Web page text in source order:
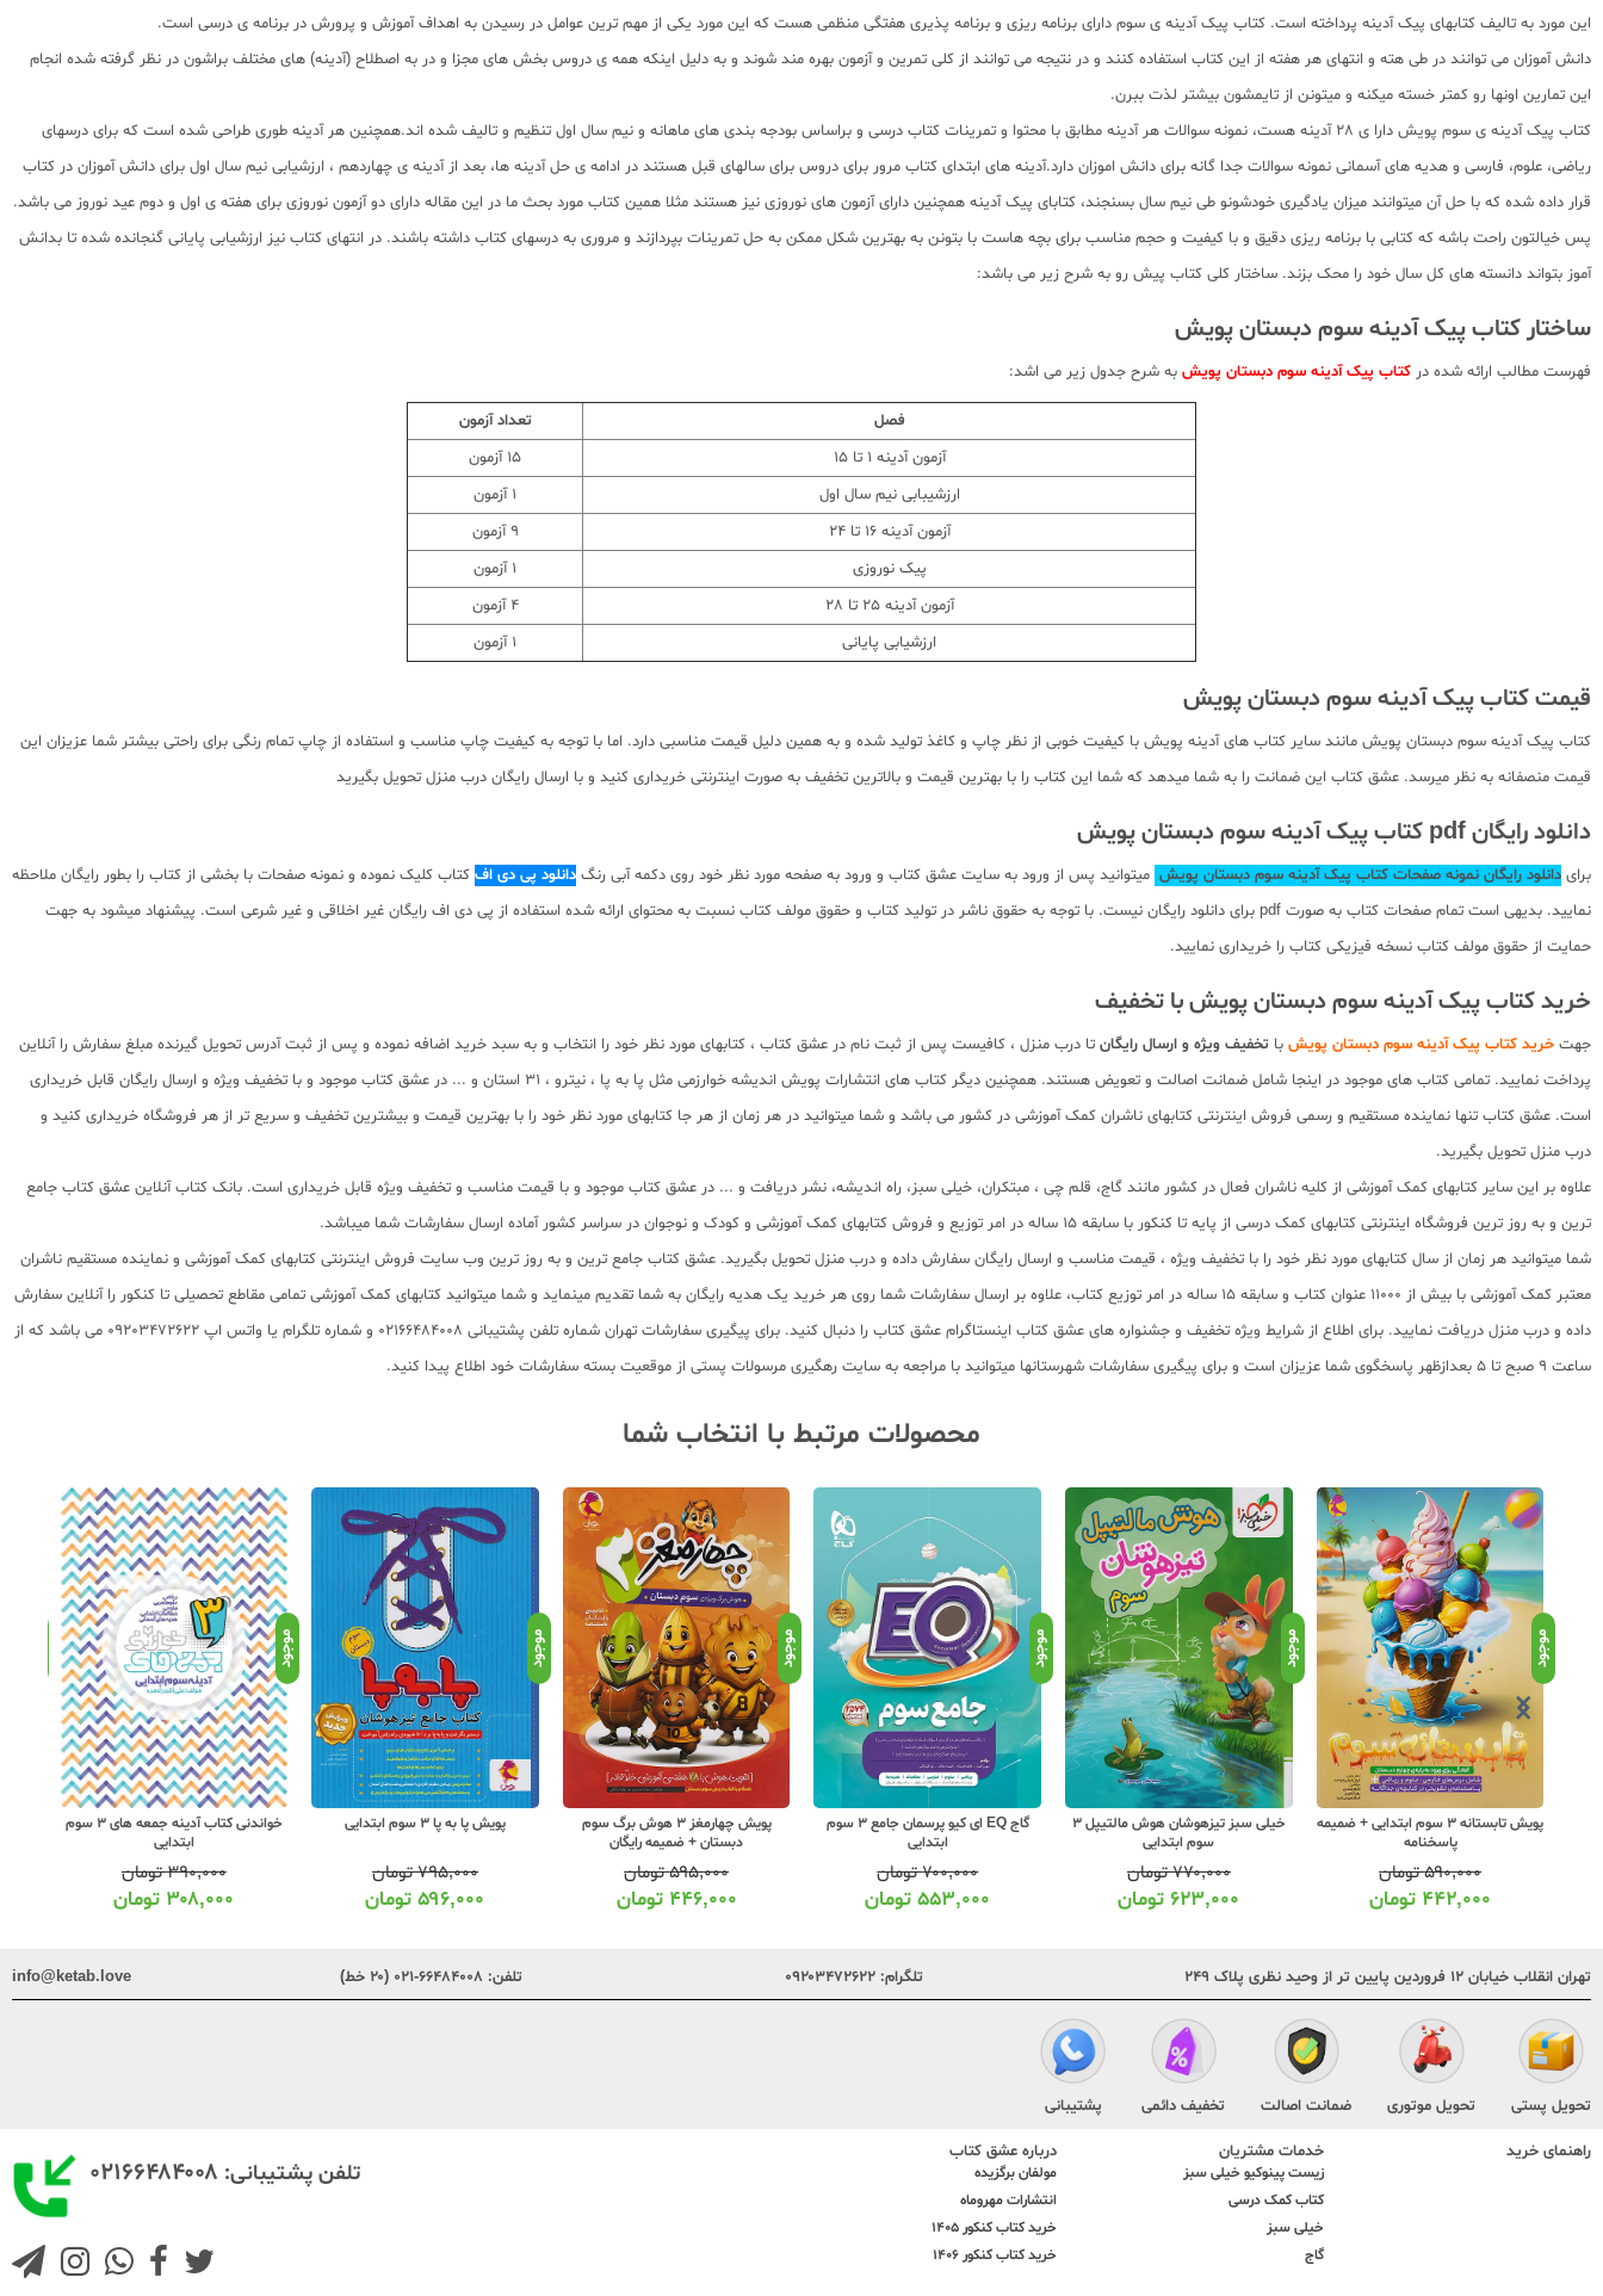
این مورد به تالیف کتابهای پیک آدینه پرداخته است. کتاب پیک آدینه ی سوم دارای برنامه ریزی و برنامه پذیری هفتگی منظمی هست که این مورد یکی از مهم ترین عوامل در رسیدن به اهداف آموزش و پرورش در برنامه ی درسی است.
دانش آموزان می توانند در طی هته و انتهای هر هفته از این کتاب استفاده کنند و در نتیجه می توانند از کلی تمرین و آزمون بهره مند شوند و به دلیل اینکه همه ی دروس بخش های مجزا و در به اصطلاح (آدینه) های مختلف براشون در نظر گرفته شده انجام
این تمارین اونها رو کمتر خسته میکنه و میتونن از تایمشون بیشتر لذت ببرن.
کتاب پیک آدینه ی سوم پویش دارا ی 28 آدینه هست، نمونه سوالات هر آدینه مطابق با محتوا و تمرینات کتاب درسی و براساس بودجه بندی های ماهانه و نیم سال اول تنظیم و تالیف شده اند.همچنین هر آدینه طوری طراحی شده است که برای درسهای
ریاضی، علوم، فارسی و هدیه های آسمانی نمونه سوالات جدا گانه برای دانش اموزان دارد.آدینه های ابتدای کتاب مرور برای دروس برای سالهای قبل هستند در ادامه ی حل آدینه ها، بعد از آدینه ی چهاردهم ، ارزشیابی نیم سال اول برای دانش آموزان در کتاب
قرار داده شده که با حل آن میتوانند میزان یادگیری خودشونو طی نیم سال بسنجند، کتابای پیک آدینه همچنین دارای آزمون های نوروزی نیز هستند مثلا همین کتاب مورد بحث ما در این مقاله دارای دو آزمون نوروزی برای هفته ی اول و دوم عید نوروز می باشد.
پس خیالتون راحت باشه که کتابی با برنامه ریزی دقیق و با کیفیت و حجم مناسب برای بچه هاست با بتونن به بهترین شکل ممکن به حل تمرینات بپردازند و مروری به درسهای کتاب داشته باشند. در انتهای کتاب نیز ارزشیابی پایانی گنجانده شده تا بدانش
آموز بتواند دانسته های کل سال خود را محک بزند. ساختار کلی کتاب پیش رو به شرح زیر می باشد:
ساختار کتاب پیک آدینه سوم دبستان پویش
فهرست مطالب ارائه شده در کتاب پیک آدینه سوم دبستان پویش به شرح جدول زیر می اشد:
فصل
تعداد آزمون
آزمون آدینه 1 تا 15
15 آزمون
ارزشیبابی نیم سال اول
1 آزمون
آزمون آدینه 16 تا 24
9 آزمون
پیک نوروزی
1 آزمون
آزمون آدینه 25 تا 28
4 آزمون
ارزشیابی پایانی
1 آزمون
قیمت کتاب پیک آدینه سوم دبستان پویش
کتاب پیک آدینه سوم دبستان پویش مانند سایر کتاب های آدینه پویش با کیفیت خوبی از نظر چاپ و کاغذ تولید شده و به همین دلیل قیمت مناسبی دارد. اما با توجه به کیفیت چاپ مناسب و استفاده از چاپ تمام رنگی برای راحتی بیشتر شما عزیزان این
قیمت منصفانه به نظر میرسد. عشق کتاب این ضمانت را به شما میدهد که شما این کتاب را با بهترین قیمت و بالاترین تخفیف به صورت اینترنتی خریداری کنید و با ارسال رایگان درب منزل تحویل بگیرید
دانلود رایگان pdf کتاب پیک آدینه سوم دبستان پویش
برای دانلود رایگان نمونه صفحات کتاب پیک آدینه سوم دبستان پویش میتوانید پس از ورود به سایت عشق کتاب و ورود به صفحه مورد نظر خود روی دکمه آبی رنگ دانلود پی دی اف کتاب کلیک نموده و نمونه صفحات با بخشی از کتاب را بطور رایگان ملاحظه
نمایید. بدیهی است تمام صفحات کتاب به صورت pdf برای دانلود رایگان نیست. با توجه به حقوق ناشر در تولید کتاب و حقوق مولف کتاب نسبت به محتوای ارائه شده استفاده از پی دی اف رایگان غیر اخلاقی و غیر شرعی است. پیشنهاد میشود به جهت
حمایت از حقوق مولف کتاب نسخه فیزیکی کتاب را خریداری نمایید.
خرید کتاب پیک آدینه سوم دبستان پویش با تخفیف
جهت خرید کتاب پیک آدینه سوم دبستان پویش با تخفیف ویژه و ارسال رایگان تا درب منزل ، کافیست پس از ثبت نام در عشق کتاب ، کتابهای مورد نظر خود را انتخاب و به سبد خرید اضافه نموده و پس از ثبت آدرس تحویل گیرنده مبلغ سفارش را آنلاین
پرداخت نمایید. تمامی کتاب های موجود در اینجا شامل ضمانت اصالت و تعویض هستند. همچنین دیگر کتاب های انتشارات پویش اندیشه خوارزمی مثل پا به پا ، نیترو ، 31 استان و ... در عشق کتاب موجود و با تخفیف ویژه و ارسال رایگان قابل خریداری
است. عشق کتاب تنها نماینده مستقیم و رسمی فروش اینترنتی کتابهای ناشران کمک آموزشی در کشور می باشد و شما میتوانید در هر زمان از هر جا کتابهای مورد نظر خود را با بهترین قیمت و بیشترین تخفیف و سریع تر از هر فروشگاه خریداری کنید و
درب منزل تحویل بگیرید.
علاوه بر این سایر کتابهای کمک آموزشی از کلیه ناشران فعال در کشور مانند گاج، قلم چی ، مبتکران، خیلی سبز، راه اندیشه، نشر دریافت و ... در عشق کتاب موجود و با قیمت مناسب و تخفیف ویژه قابل خریداری است. بانک کتاب آنلاین عشق کتاب جامع
ترین و به روز ترین فروشگاه اینترنتی کتابهای کمک درسی از پایه تا کنکور با سابقه 15 ساله در امر توزیع و فروش کتابهای کمک آموزشی و کودک و نوجوان در سراسر کشور آماده ارسال سفارشات شما میباشد.
شما میتوانید هر زمان از سال کتابهای مورد نظر خود را با تخفیف ویژه ، قیمت مناسب و ارسال رایگان سفارش داده و درب منزل تحویل بگیرید. عشق کتاب جامع ترین و به روز ترین وب سایت فروش اینترنتی کتابهای کمک آموزشی و نماینده مستقیم ناشران
معتبر کمک آموزشی با بیش از 11000 عنوان کتاب و سابقه 15 ساله در امر توزیع کتاب، علاوه بر ارسال سفارشات شما روی هر خرید یک هدیه رایگان به شما تقدیم مینماید و شما میتوانید کتابهای کمک آموزشی تمامی مقاطع تحصیلی تا کنکور را آنلاین سفارش
داده و درب منزل دریافت نمایید. برای اطلاع از شرایط ویژه تخفیف و جشنواره های عشق کتاب اینستاگرام عشق کتاب را دنبال کنید. برای پیگیری سفارشات تهران شماره تلفن پشتیبانی 02166484008 و شماره تلگرام یا واتس اپ 09203472622 می باشد که از
ساعت 9 صبح تا 5 بعدازظهر پاسخگوی شما عزیزان است و برای پیگیری سفارشات شهرستانها میتوانید با مراجعه به سایت رهگیری مرسولات پستی از موقعیت بسته سفارشات خود اطلاع پیدا کنید.
محصولات مرتبط با انتخاب شما
موجود
پویش تابستانه 3 سوم ابتدایی + ضمیمه
پاسخنامه
۵۹۰,۰۰۰تومان
۴۴۲,۰۰۰ تومان
موجود
خیلی سبز تیزهوشان هوش مالتیپل 3
سوم ابتدایی
۷۷۰,۰۰۰تومان
۶۲۳,۰۰۰تومان
موجود
گاج EQ ای کیو پرسمان جامع 3 سوم
ابتدایی
۷۰۰,۰۰۰تومان
۵۵۳,۰۰۰تومان
موجود
پویش چهارمغز 3 هوش برگ سوم
دبستان + ضمیمه رایگان
۵۹۵,۰۰۰تومان
۴۴۶,۰۰۰ تومان
موجود
پویش پا به پا 3 سوم ابتدایی
۷۹۵,۰۰۰تومان
۵۹۶,۰۰۰تومان
موجود
خواندنی کتاب آدینه جمعه های 3 سوم
ابتدایی
۳۹۰,۰۰۰تومان
۳۰۸,۰۰۰ تومان
تهران انقلاب خیابان ۱۲ فروردین پایین تر از وحید نظری پلاک ۲۴۹ تلگرام: ۰۹۲۰۳۴۷۲۶۲۲ تلفن: ۶۶۴۸۴۰۰۸-۰۲۱ (۲۰ خط) info@ketab.love
تحویل پستی تحویل موتوری ضمانت اصالت تخفیف دائمی پشتیبانی
راهنمای خرید خدمات مشتریان
زیست پینوکیو خیلی سبز
کتاب کمک درسی
خیلی سبز
گاج
درباره عشق کتاب
مولفان برگزیده
انتشارات مهروماه
خرید کتاب کنکور 1405
خرید کتاب کنکور 1406
تلفن پشتیبانی: ۰۲۱۶۶۴۸۴۰۰۸